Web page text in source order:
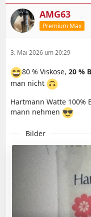
AMG63
Premium Max
3. Mai 2026 um 20:29
80 % Viskose, 20 %
man nicht
Hartmann Watte
mann nehmen
Bilder